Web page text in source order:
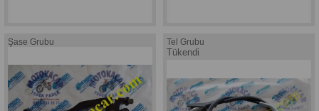
Şase Grubu Tel Grubu
Tükendi